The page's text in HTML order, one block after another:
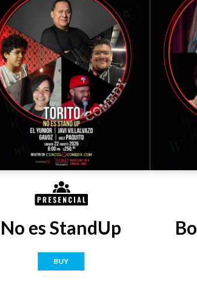
No es StandUp
BUY